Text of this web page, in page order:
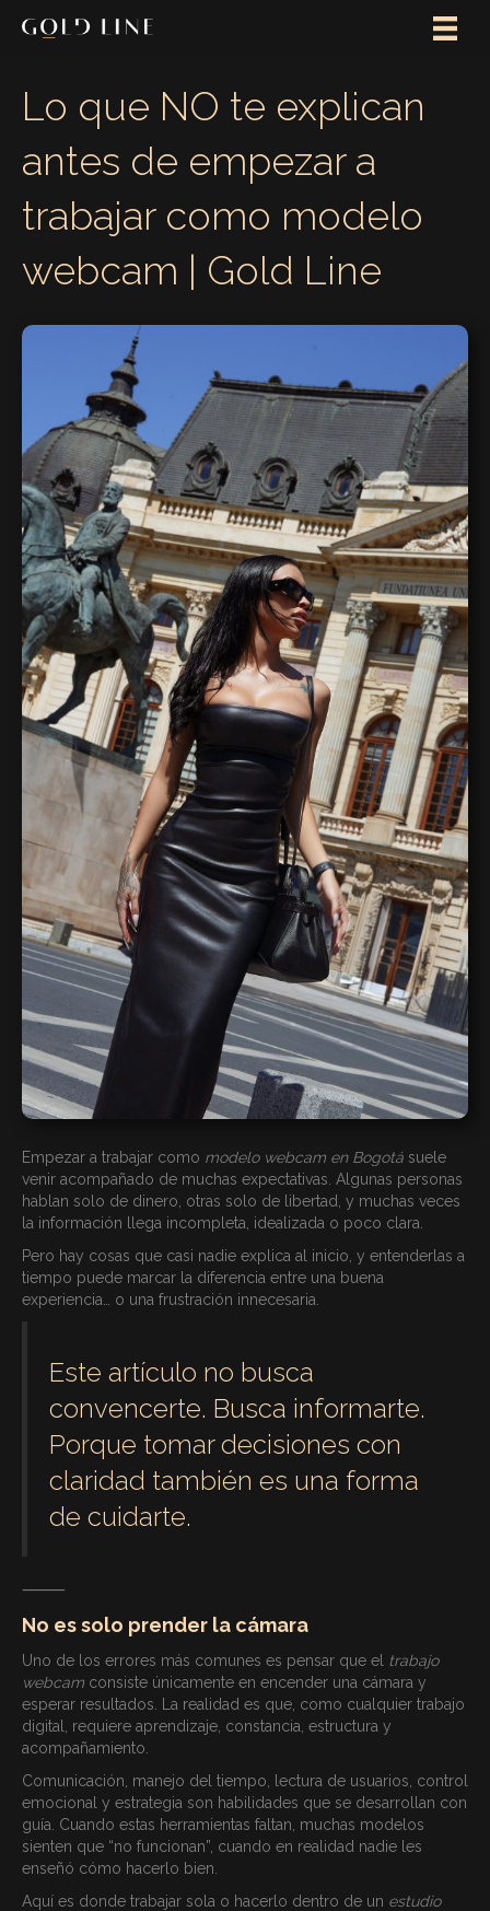
Lo que NO te explican
antes de empezar a
trabajar como modelo
webcam | Gold Line
Empezar a trabajar como modelo webcam en Bogotá suele
venir acompañado de muchas expectativas. Algunas personas
hablan solo de dinero, otras solo de libertad, y muchas veces
la información llega incompleta, idealizada o poco clara.
Pero hay cosas que casi nadie explica al inicio, y entenderlas a
tiempo puede marcar la diferencia entre una buena
experiencia… o una frustración innecesaria.
Este artículo no busca
convencerte. Busca informarte.
Porque tomar decisiones con
claridad también es una forma
de cuidarte.
⸻
No es solo prender la cámara
Uno de los errores más comunes es pensar que el trabajo
webcam consiste únicamente en encender una cámara y
esperar resultados. La realidad es que, como cualquier trabajo
digital, requiere aprendizaje, constancia, estructura y
acompañamiento.
Comunicación, manejo del tiempo, lectura de usuarios, control
emocional y estrategia son habilidades que se desarrollan con
guía. Cuando estas herramientas faltan, muchas modelos
sienten que “no funcionan”, cuando en realidad nadie les
enseñó cómo hacerlo bien.
Aquí es donde trabajar sola o hacerlo dentro de un estudio